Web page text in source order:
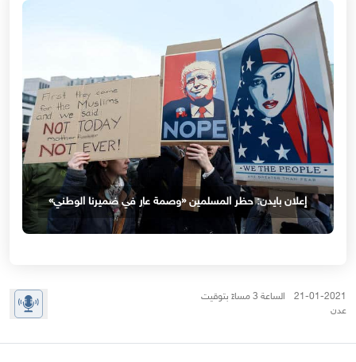
إعلان بايدن: حظر المسلمين «وصمة عار في ضميرنا الوطني»
21-01-2021 الساعة 3 مساءً بتوقيت
عدن